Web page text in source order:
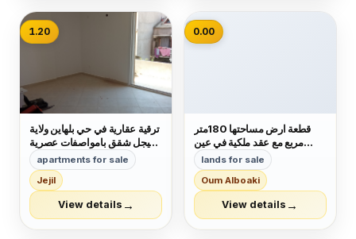
1.20
ترقية عقارية في حي بلهاين ولاية
جيجل شقق بامواصفات عصرية
في حي راقي جدا فيني دال دو
صول فايونس شوفاج سونطرال
كويزين ايكيبي مصعد كهربائي
b13 الاوراق عقد فردي موثق
ودفتر عقاري السعر f3مليار
و200 مليون ب...
apartments for sale
Jejil
View details →
📷
0.00
قطعة ارض مساحتها 180متر
مربع مع عقد ملكية في عين
البيضاء كهينة رقم1 عن طريق
مسكانه للبيع او للتبديل بشقه F4
رقم الهاتف 0663688332
lands for sale
Oum Alboaki
View details →